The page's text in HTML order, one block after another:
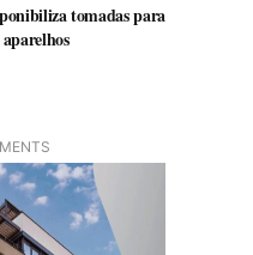
tomadas para